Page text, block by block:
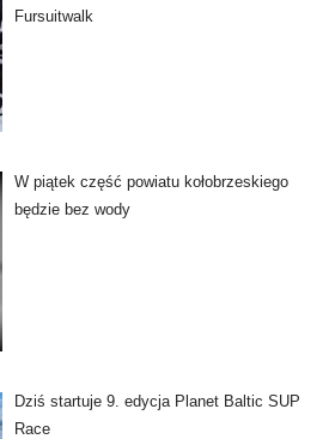
Fursuitwalk
W piątek część powiatu kołobrzeskiego
będzie bez wody
Dziś startuje 9. edycja Planet Baltic SUP
Race